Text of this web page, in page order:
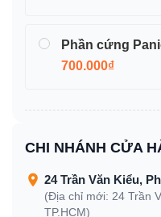
Phần cứng
700.000₫
CHI NHÁNH CỬA
24 Trần Văn Kiểu,
(Địa chỉ mới: 24 Trần
TP.HCM)